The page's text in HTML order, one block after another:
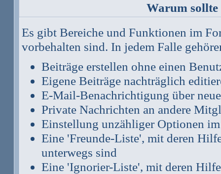
Warum
Es gibt Bereiche und Funktionen im
vorbehalten sind. In jedem Falle
Beiträge erstellen ohne einen
Eigene Beiträge nachträglich
E-Mail-Benachrichtigung über
Private Nachrichten an andere
Einstellung unzähliger Optionen
Eine 'Freunde-Liste', mit deren
unterwegs sind
Eine 'Ignorier-Liste', mit deren